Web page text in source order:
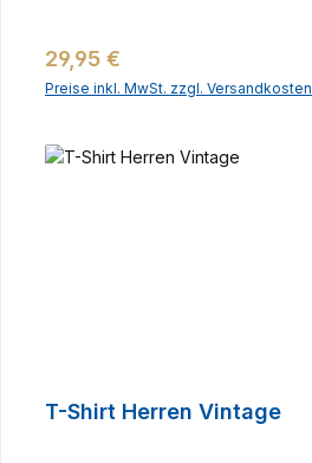
Regulärer Preis:
29,95 €
Preise inkl. MwSt. zzgl. Versandkosten
T-Shirt Herren Vintage